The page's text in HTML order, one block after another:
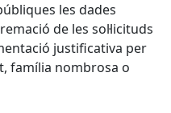
les dades
de les sol·licituds
justificativa per
família nombrosa o